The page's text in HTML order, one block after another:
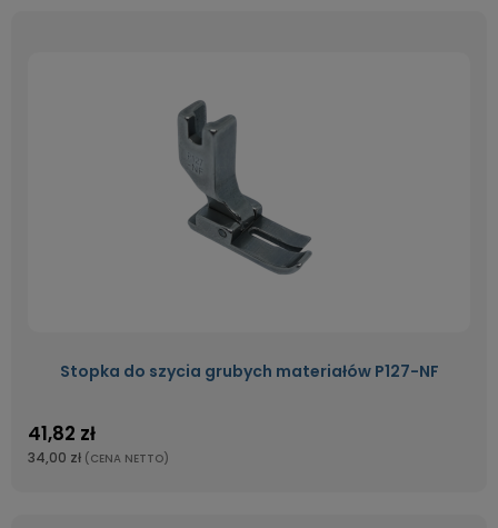
Stopka do szycia grubych materiałów P127-NF
41,82 zł
34,00 zł (CENA NETTO)